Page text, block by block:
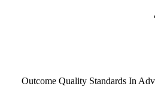
Outcome Quality Standards In